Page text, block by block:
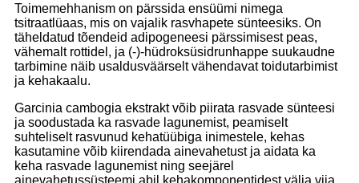
Toimemehhanism on pärssida ensüümi nimega
tsitraatlüaas, mis on vajalik rasvhapete sünteesiks. On
täheldatud tõendeid adipogeneesi pärssimisest peas,
vähemalt rottidel, ja (-)-hüdroksüsidrunhappe suukaudne
tarbimine näib usaldusväärselt vähendavat toidutarbimist
ja kehakaalu.
Garcinia cambogia ekstrakt võib piirata rasvade sünteesi
ja soodustada ka rasvade lagunemist, peamiselt
suhteliselt rasvunud kehatüübiga inimestele, kehas
kasutamine võib kiirendada ainevahetust ja aidata ka
keha rasvade lagunemist ning seejärel
ainevahetussüsteemi abil kehakomponentidest välja viia